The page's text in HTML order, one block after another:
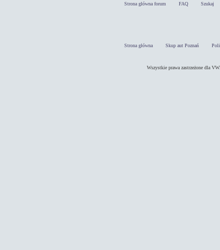
Strona główna forum FAQ Szukaj
Strona główna Skup aut Poznań
Wszystkie prawa zastrzeżone dla